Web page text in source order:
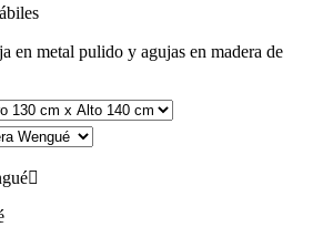
en metal pulido y agujas en madera de
